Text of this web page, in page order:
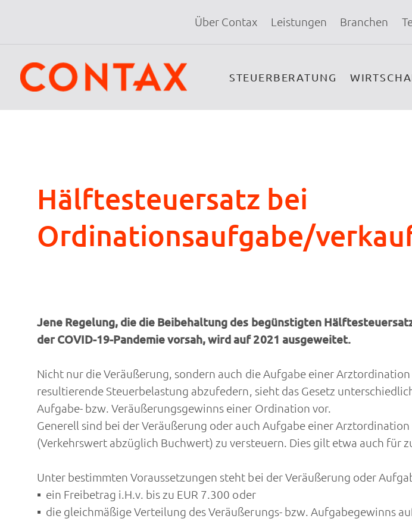
Über Contax Leistungen Branchen
STEUERBERATUNG
Hälftesteuersatz bei
Ordinationsaufgabe/
Jene Regelung, die die Beibehaltung des begünstigten
der COVID-19-Pandemie vorsah, wird auf 2021 ausgeweitet.
Nicht nur die Veräußerung, sondern auch die Aufgabe einer
resultierende Steuerbelastung abzufedern, sieht das Gesetz
Aufgabe- bzw. Veräußerungsgewinns einer Ordination vor.
Generell sind bei der Veräußerung oder auch Aufgabe einer
(Verkehrswert abzüglich Buchwert) zu versteuern. Dies gilt etwa auch für
Unter bestimmten Voraussetzungen steht bei der Veräußerung oder
ein Freibetrag i.H.v. bis zu EUR 7.300 oder
die gleichmäßige Verteilung des Veräußerungs- bzw. Aufgabegewinns